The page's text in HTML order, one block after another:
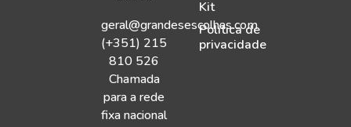
geral@grandesescolhas.com
(+351) 215
810 526
Chamada
para a rede
fixa nacional
Kit
Política de
privacidade